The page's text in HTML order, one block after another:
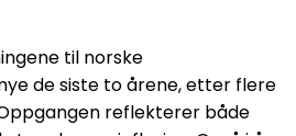
til norske
de siste to årene, etter flere
reflekterer både